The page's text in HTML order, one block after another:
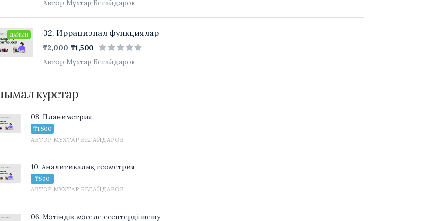
Автор Мұхтар Бегайдаров
ДАЙЫН 02. Иррационал функциялар
₸2,000 ₸1,500
Автор Мұхтар Бегайдаров
курстар
08. Планиметрия
₸1,500
АВТОР МҰХТАР БЕГАЙДАРОВ
10. Аналитикалық геометрия
₸500
АВТОР МҰХТАР БЕГАЙДАРОВ
06. Мәтіндік мәселе есептерді шешу